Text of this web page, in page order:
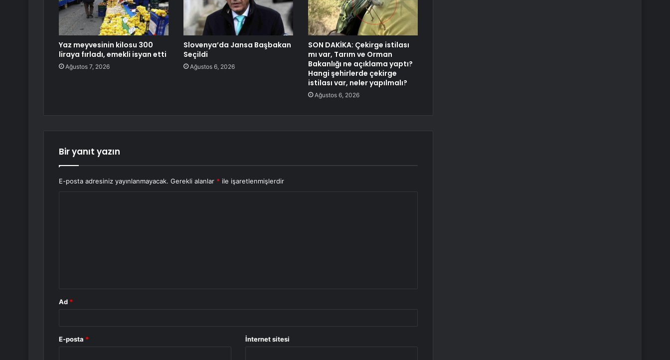
Yaz meyvesinin kilosu 300
liraya fırladı, emekli isyan etti
Ağustos 7, 2026
Slovenya’da Jansa Başbakan
Seçildi
Ağustos 6, 2026
SON DAKİKA: Çekirge istilası
mı var, Tarım ve Orman
Bakanlığı ne açıklama yaptı?
Hangi şehirlerde çekirge
istilası var, neler yapılmalı?
Ağustos 6, 2026
Bir yanıt yazın
E-posta adresiniz yayınlanmayacak. Gerekli alanlar * ile işaretlenmişlerdir
Ad *
E-posta * İnternet sitesi